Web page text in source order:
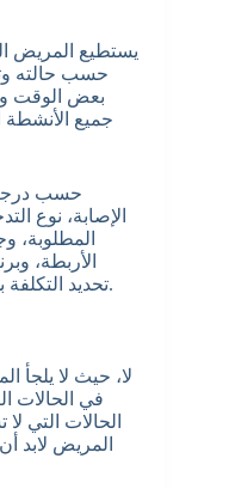
يستطيع المريض
حسب حالته
بعض الوقت
جميع الأنشطة
الإصابة، نوع
الأربطة،
تحديد التكلفة بدقة إلا بعد الفحص ومراجعة الأشعات.
لا، حيث لا يلجأ
في الحالات
الحالات التي
المريض لابد